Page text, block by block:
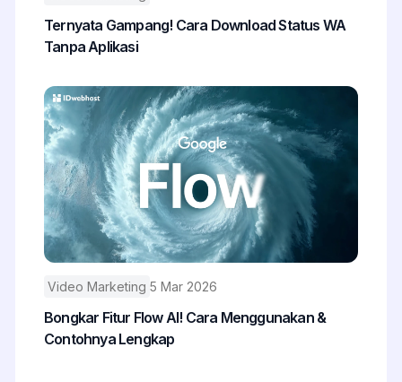
Ternyata Gampang! Cara Download Status WA
Tanpa Aplikasi
Video Marketing 5 Mar 2026
Bongkar Fitur Flow AI! Cara Menggunakan &
Contohnya Lengkap